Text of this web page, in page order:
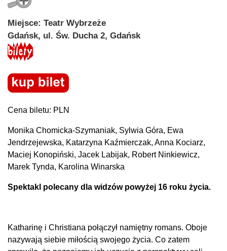
Miejsce: Teatr Wybrzeże
Gdańsk, ul. Św. Ducha 2, Gdańsk
Cena biletu: PLN
Monika Chomicka-Szymaniak, Sylwia Góra, Ewa
Jendrzejewska, Katarzyna Kaźmierczak, Anna Kociarz,
Maciej Konopiński, Jacek Labijak, Robert Ninkiewicz,
Marek Tynda, Karolina Winarska
Spektakl polecany dla widzów powyżej 16 roku życia.
Katharinę i Christiana połączył namiętny romans. Oboje
nazywają siebie miłością swojego życia. Co zatem